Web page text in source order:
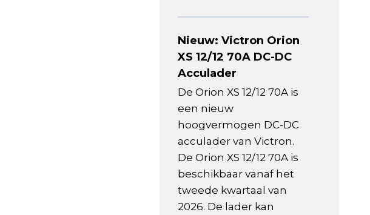
Nieuw: Victron Orion
XS 12/12 70A DC-DC
Acculader
De Orion XS 12/12 70A is
een nieuw
hoogvermogen DC-DC
acculader van Victron.
De Orion XS 12/12 70A is
beschikbaar vanaf het
tweede kwartaal van
2026. De lader kan